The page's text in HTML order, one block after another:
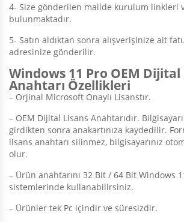
4- Size gönderilen mailde kurulum linkleri
bulunmaktadır.
5- Satın aldıktan sonra alışverişinize ait
adresinize gönderilir.
Windows 11 Pro OEM Dijital
Anahtarı Özellikleri
– Orjinal Microsoft Onaylı Lisanstır.
– OEM Dijital Lisans Anahtarıdır.
girdikten sonra anakartınıza kaydedilir.
lisans anahtarı silinmez, bilgisayarınız
olur.
– Ürün anahtarını 32 Bit / 64 Bit Windows
sistemlerinde kullanabilirsiniz.
– Ürünler tek Pc içindir ve süresizdir.